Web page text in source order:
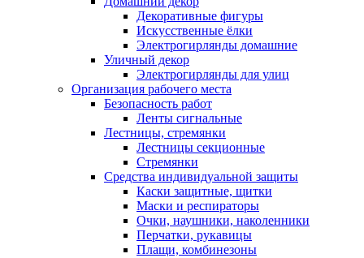
Декоративные фигуры
Искусственные ёлки
Электрогирлянды домашние
Уличный декор
Электрогирлянды для улиц
Организация рабочего места
Безопасность работ
Ленты сигнальные
Лестницы, стремянки
Лестницы секционные
Стремянки
Средства индивидуальной защиты
Каски защитные, щитки
Маски и респираторы
Очки, наушники, наколенники
Перчатки, рукавицы
Плащи, комбинезоны